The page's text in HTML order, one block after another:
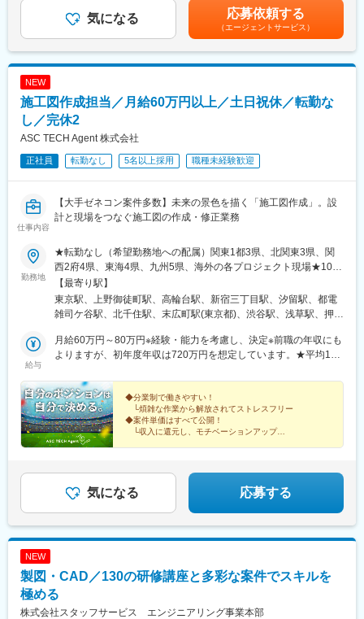
けて戸田建設が描くコンセプトシティの想像を目指します。
■実績：
井手口川ダム、国道45号大峠山地区道路工事、九州新幹線諫早ト
ンネル、仙台湾南部海岸、釜石市北ブロック、多摩ニュータウ
変更の範囲：本文参照
アップできるチャンスが多くあります。また、大手とのつながり
があるからこそ実現できる夢へのバックアップしています。一級
建築事務所も開設しており、建設業が抱える人不足・資材不足・
低コスト等への対応として、様々な技術に関する業務支援も行っ
ています。
■同業他社との違い：
【スーパーゼネコンOBで現場を熟知した代表取締役】弊社代表者
はスーパーゼネコン出身で、全国各地の現場を30年以上経験。工
事の流れ・仕事の内容・現場での苦労など知り尽くしています。
【社員とのコミュニケーション重視が魅力】仕事の悩みや技術的
な問題、ときには個人的な相談など！とにかくなんでも相談でき
他の現場で働く社員との技術交流を深めることができるよう、勉
強会や懇親会を行っています。業務の相談もしやすく、ノウハウ
【スキルアップのチャンスが豊富】事務からCADオペレーター
へ！CADオペレーターから施工管理へ！多数実績あり。社員が望
んだスキルアップを全力で応援サポートします。
変更の範囲：会社の定める業務
あくまでも目安の金額であり、選考を通じて上下する可能性があ
ります。月給(月額)は固定手当を含めた表記です。
気になる 応募依頼する
（エージェントサービス）
NEW
施工図作成担当／月給60万円以上／土日祝休／転勤な
し／完休2
ASC TECH Agent 株式会社
正社員 転勤なし 5名以上採用 職種未経験歓迎
仕事内容
【大手ゼネコン案件多数】未来の景色を描く「施工図作成」。設
計と現場をつなぐ施工図の作成・修正業務
勤務地
★転勤なし（希望勤務地への配属）関東1都3県、北関東3県、関
西2府4県、東海4県、九州5県、海外の各プロジェクト現場★10名
以上の積極採用★U・Iターン歓迎！★海外で働くチャンスあり！
★入社時に引越しが必要な場合は転居費用を会社が全額負担！
（自己負担のかからない社員寮も利用可能）★マイカー通勤可※案
るほど、ニーズの高いポジション。業界内での雇用を創出しつ
つ、安定した働き方が実現できるように、労働条件の整備も行っ
玉、茨城、栃木、群馬■関西／大阪、兵庫、京都、奈良、滋賀、和
歌山■東海／愛知、岐阜、三重、静岡■九州／福岡、鹿児島、熊
本、大分、長崎■海外／シンガポール、ミャンマー、バングラデシ
ュ、メキシコ、ドバイ、台湾海外にも事業を展開し、技術者がグ
ローバルに活躍できる環境です！
【最寄り駅】
東京駅、上野御徒町駅、高輪台駅、新宿三丁目駅、汐留駅、都電
雑司ケ谷駅、北千住駅、末広町駅(東京都)、渋谷駅、浅草駅、押上
駅(東京都)、大門駅(東京都)、有楽町駅、新横浜駅、小田原駅、新
高島駅、大船駅、鎌倉駅、関内駅、藤沢本町駅、片瀬江ノ島駅、
中華街駅、上強羅駅、鴨宮駅、姥子駅、初石駅、新千葉駅、東京
ディズニーランド・ステーション駅、京成西船駅、京成成田駅、
海浜幕張駅、柏駅、松戸駅、おゆみ野駅、船橋駅、佐倉駅、京成
千葉駅、新鎌ケ谷駅、成田空港駅(鉄道)、大宮駅(埼玉県)、志茂
駅、熊谷駅、浦和美園駅、東川口駅、所沢駅、籠原駅、南浦和
浦和駅、八木崎駅、水戸駅、つくば駅、守谷駅、日立駅、土浦
駅、古河駅、工機前駅、ひたち野うしく駅、石岡駅、取手駅、東
崎問屋町駅、水上駅、板倉東洋大前駅、南方駅(大阪府)、西梅田
駅、阿倍野駅(阪堺線)、京橋駅(大阪府)、安治川口駅、なんば駅(地
下鉄)、鶴橋駅、今宮戎駅、十三駅、大阪城公園駅、門真南駅、心
給与
月給60万円～80万円※経験・能力を考慮し、決定※前職の年収にも
よりますが、初年度年収は720万円を想定しています。★平均120
UP事例＞入社前 入社後年収480万円⇒年収650万円年収
600万円⇒年収800万円年収780万円⇒年収1000万円 ※大手ゼネコ
ン出身「社員の安心と幸せを第一に考える会社にしたい」という
想いから、業界内でも高水準となる月給60万円以上を用意しまし
た。担当プロジェクトも収入や働き方など、重視するポイントに
さい。＜年収例＞754万円／38歳1256万円／50歳787万円／62歳
865万円／40歳
◆分業制で働きやすい！
└煩雑な作業から解放されてストレスフリー
◆案件単価はすべて公開！
└収入に還元し、モチベーションアップ
気になる 応募する
NEW
製図・CAD／130の研修講座と多彩な案件でスキルを
極める
株式会社スタッフサービス エンジニアリング事業本部